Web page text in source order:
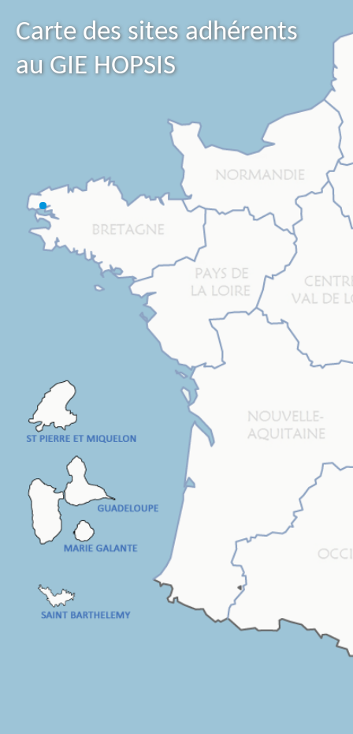
Carte des sites adhérents
au GIE HOPSIS